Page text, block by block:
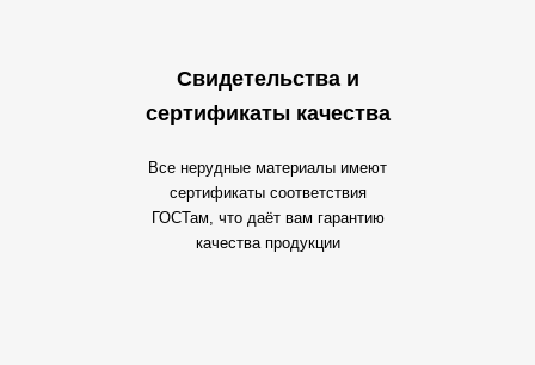
Свидетельства и
сертификаты качества
Все нерудные материалы имеют
сертификаты соответствия
ГОСТам, что даёт вам гарантию
качества продукции